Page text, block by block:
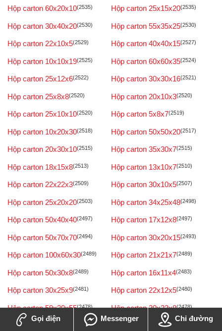
Hộp carton 60x20x10(2535) Hộp carton 25x15x20(2535)
Hộp carton 30x40x20(2530) Hộp carton 55x35x25(2530)
Hộp carton 22x10x5(2529) Hộp carton 40x40x15(2527)
Hộp carton 10x10x19(2525) Hộp carton 60x60x35(2524)
Hộp carton 25x12x6(2522) Hộp carton 30x30x16(2521)
Hộp carton 25x8x8(2520) Hộp carton 20x10x3(2520)
Hộp carton 25x10x10(2520) Hộp carton 5x8x7(2519)
Hộp carton 10x20x30(2518) Hộp carton 50x50x20(2517)
Hộp carton 20x30x10(2515) Hộp carton 35x30x7(2515)
Hộp carton 18x15x8(2513) Hộp carton 13x10x7(2510)
Hộp carton 22x22x3(2509) Hộp carton 30x10x5(2507)
Hộp carton 25x20x20(2503) Hộp carton 34x25x48(2498)
Hộp carton 50x40x40(2497) Hộp carton 17x12x8(2497)
Hộp carton 50x70x70(2494) Hộp carton 30x20x15(2493)
Hộp carton 100x60x30(2489) Hộp carton 21x21x7(2489)
Hộp carton 50x30x8(2489) Hộp carton 16x11x4(2483)
Hộp carton 30x25x9(2481) Hộp carton 22x12x5(2480)
Hộp carton 59x30x55(2478) Hộp carton 30x22x8(2478)
Hộp carton 20x15x12 (2477) Hộp carton 50x70x55
Gọi điện Messenger Chỉ đường